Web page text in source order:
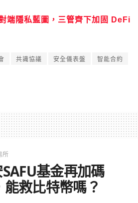
端隱私藍圖，三管齊下加固 DeFi
共識協議 安全儀表盤
智能合約
所
基金再加碼
救比特幣嗎？